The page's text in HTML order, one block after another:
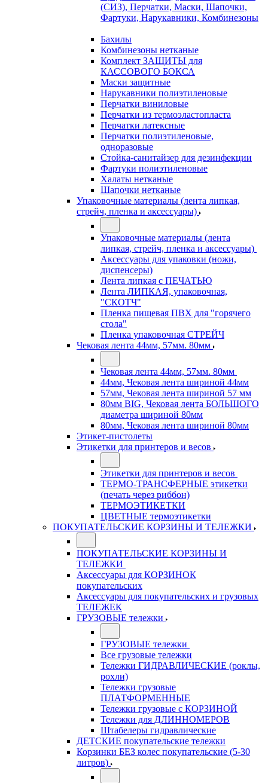
(СИЗ), Перчатки, Маски, Шапочки,
Фартуки, Нарукавники, Комбинезоны
Бахилы
Комбинезоны нетканые
Комплект ЗАЩИТЫ для
КАССОВОГО БОКСА
Маски защитные
Нарукавники полиэтиленовые
Перчатки виниловые
Перчатки из термоэластопласта
Перчатки латексные
Перчатки полиэтиленовые,
одноразовые
Стойка-санитайзер для дезинфекции
Фартуки полиэтиленовые
Халаты нетканые
Шапочки нетканые
Упаковочные материалы (лента липкая,
стрейч, пленка и аксессуары)
Упаковочные материалы (лента
липкая, стрейч, пленка и аксессуары)
Аксессуары для упаковки (ножи,
диспенсеры)
Лента липкая с ПЕЧАТЬЮ
Лента ЛИПКАЯ, упаковочная,
"СКОТЧ"
Пленка пищевая ПВХ для "горячего
стола"
Пленка упаковочная СТРЕЙЧ
Чековая лента 44мм, 57мм. 80мм
Чековая лента 44мм, 57мм. 80мм
44мм, Чековая лента шириной 44мм
57мм, Чековая лента шириной 57 мм
80мм BIG, Чековая лента БОЛЬШОГО
диаметра шириной 80мм
80мм, Чековая лента шириной 80мм
Этикет-пистолеты
Этикетки для принтеров и весов
Этикетки для принтеров и весов
ТЕРМО-ТРАНСФЕРНЫЕ этикетки
(печать через риббон)
ТЕРМОЭТИКЕТКИ
ЦВЕТНЫЕ термоэтикетки
ПОКУПАТЕЛЬСКИЕ КОРЗИНЫ И ТЕЛЕЖКИ
ПОКУПАТЕЛЬСКИЕ КОРЗИНЫ И
ТЕЛЕЖКИ
Аксессуары для КОРЗИНОК
покупательских
Аксессуары для покупательских и грузовых
ТЕЛЕЖЕК
ГРУЗОВЫЕ тележки
ГРУЗОВЫЕ тележки
Все грузовые тележки
Тележки ГИДРАВЛИЧЕСКИЕ (роклы,
рохли)
Тележки грузовые
ПЛАТФОРМЕННЫЕ
Тележки грузовые с КОРЗИНОЙ
Тележки для ДЛИННОМЕРОВ
Штабелеры гидравлические
ДЕТСКИЕ покупательские тележки
Корзинки БЕЗ колес покупательские (5-30
литров)